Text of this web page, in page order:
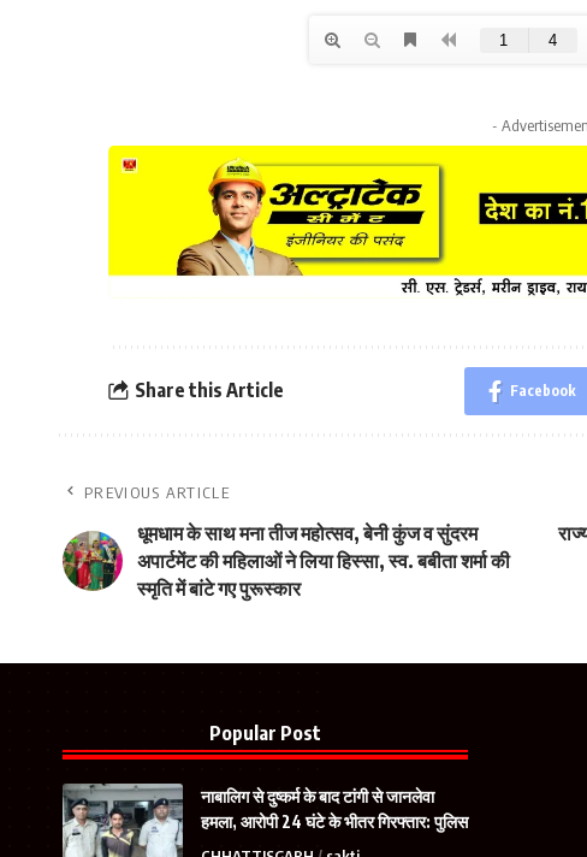
-
Share this Article Facebook
PREVIOUS ARTICLE
धूमधाम के साथ मना तीज महोत्सव, बेनी कुंज व सुंदरम
अपार्टमेंट की महिलाओं ने लिया हिस्सा, स्व. बबीता शर्मा की
स्मृति में बांटे गए पुरूस्कार
Popular Post
नाबालिग से दुष्कर्म के बाद टांगी से जानलेवा
हमला, आरोपी 24 घंटे के भीतर गिरफ्तार: पुलिस